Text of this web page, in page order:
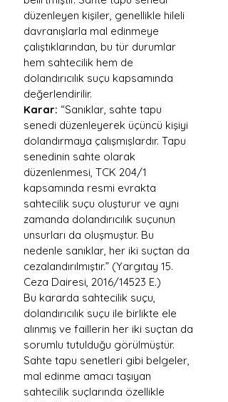
düzenleyen kişiler, genellikle hileli
davranışlarla mal edinmeye
çalıştıklarından, bu tür durumlar
hem sahtecilik hem de
dolandırıcılık suçu kapsamında
değerlendirilir.
Karar: “Sanıklar, sahte tapu
senedi düzenleyerek üçüncü kişiyi
dolandırmaya çalışmışlardır. Tapu
senedinin sahte olarak
düzenlenmesi, TCK 204/1
kapsamında resmi evrakta
sahtecilik suçu oluşturur ve aynı
zamanda dolandırıcılık suçunun
unsurları da oluşmuştur. Bu
nedenle sanıklar, her iki suçtan da
cezalandırılmıştır.” (Yargıtay 15.
Ceza Dairesi, 2016/14523 E.)
Bu kararda sahtecilik suçu,
dolandırıcılık suçu ile birlikte ele
alınmış ve faillerin her iki suçtan da
sorumlu tutulduğu görülmüştür.
Sahte tapu senetleri gibi belgeler,
mal edinme amacı taşıyan
sahtecilik suçlarında özellikle